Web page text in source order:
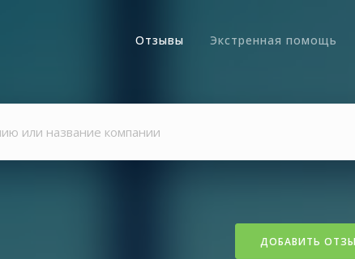
Отзывы Экстренная помощь
ДОБАВИТЬ